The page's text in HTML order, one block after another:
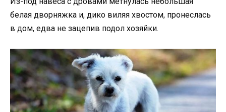
белая дворняжка и, дико виляя хвостом, пронеслась
в дом, едва не зацепив подол хозяйки.